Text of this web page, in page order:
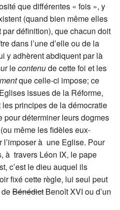
que différentes « fois », y
(quand bien même elles
par définition), que chacun doit
dans l’une d’elle ou de la
y adhèrent abdiquent par là
lecontenude cette foi et les
que celle-ci impose; ce
issues de la Réforme,
principes de la démocratie
pour déterminer leurs dogmes
même les fidèles eux-
l’imposer à une Eglise. Pour
à travers Léon IX, le pape
c’est le dieu auquel ils
fixé cette règle, lui seul peut
Bénédict Benoît XVI ou d’un